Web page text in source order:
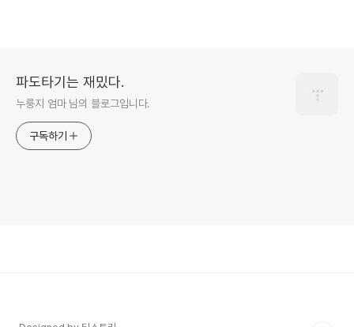
파도타기는 재밌다.
누룽지 엄마 님의 블로그입니다.
구독하기